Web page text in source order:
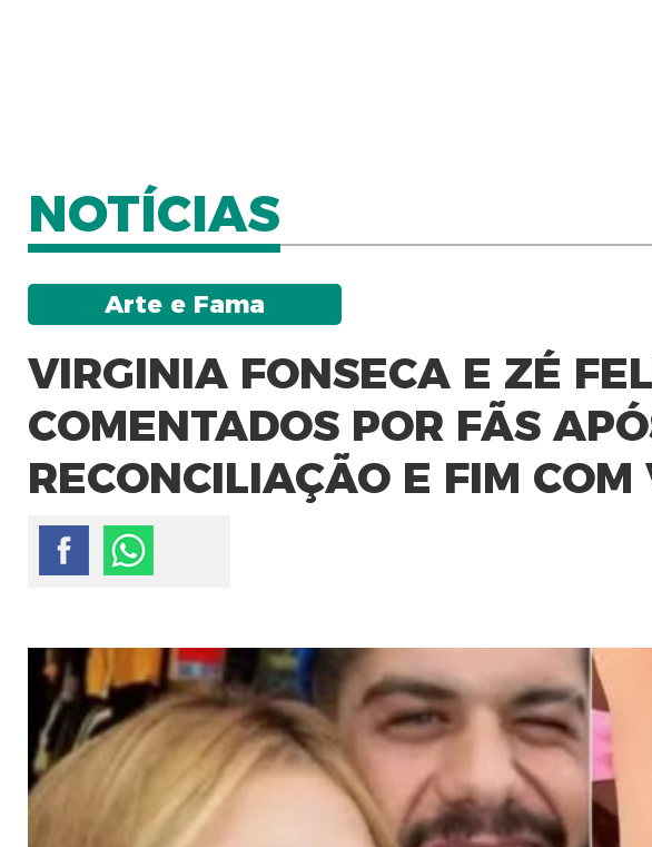
NOTÍCIAS
Arte e Fama
VIRGINIA FONSECA E ZÉ
COMENTADOS POR FÃS
RECONCILIAÇÃO E FIM COM